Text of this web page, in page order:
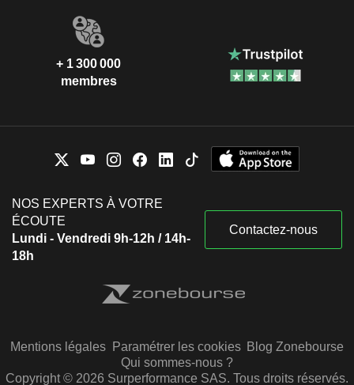
+ 1 300 000
membres
NOS EXPERTS À VOTRE
ÉCOUTE
Lundi - Vendredi 9h-12h / 14h-
18h
Contactez-nous
Mentions légales Paramétrer les cookies Blog Zonebourse
Qui sommes-nous ?
Copyright © 2026 Surperformance SAS. Tous droits réservés.